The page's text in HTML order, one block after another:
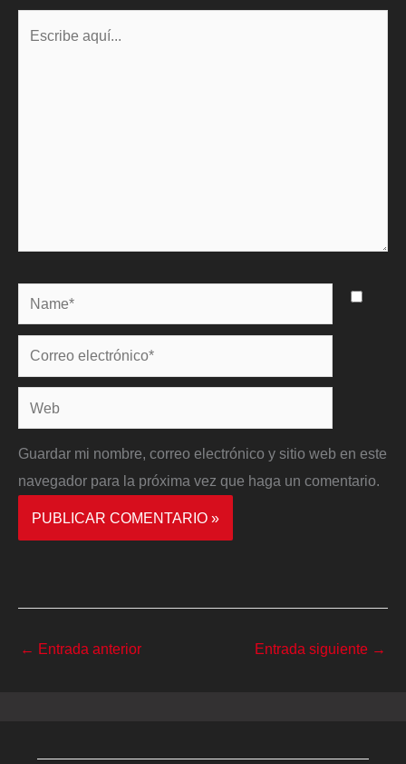
Name*
Correo
electrónico*
Web
Guardar mi nombre, correo electrónico y sitio web en este
navegador para la próxima vez que haga un comentario.
← Entrada anterior Entrada siguiente →